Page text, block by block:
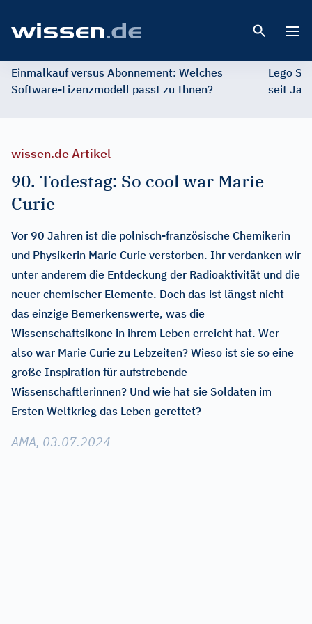
Einmalkauf versus Abonnement: Welches
Software-Lizenzmodell passt zu Ihnen?
Lego
seit
wissen.de Artikel
90. Todestag: So cool war Marie
Curie
Vor 90 Jahren ist die polnisch-französische Chemikerin
und Physikerin Marie Curie verstorben. Ihr verdanken wir
unter anderem die Entdeckung der Radioaktivität und die
neuer chemischer Elemente. Doch das ist längst nicht
das einzige Bemerkenswerte, was die
Wissenschaftsikone in ihrem Leben erreicht hat. Wer
also war Marie Curie zu Lebzeiten? Wieso ist sie so eine
große Inspiration für aufstrebende
Wissenschaftlerinnen? Und wie hat sie Soldaten im
Ersten Weltkrieg das Leben gerettet?
AMA, 03.07.2024